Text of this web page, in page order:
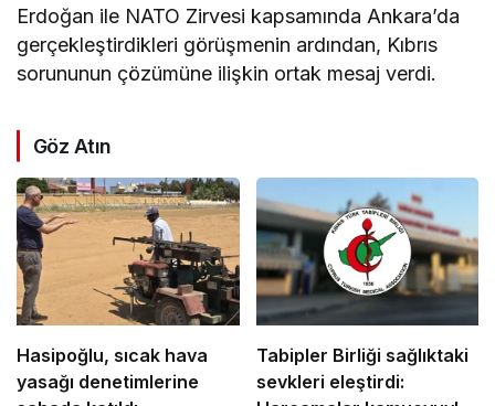
Erdoğan ile NATO Zirvesi kapsamında Ankara’da
gerçekleştirdikleri görüşmenin ardından, Kıbrıs
sorununun çözümüne ilişkin ortak mesaj verdi.
Göz Atın
Hasipoğlu, sıcak hava
yasağı denetimlerine
Tabipler Birliği sağlıktaki
sevkleri eleştirdi: